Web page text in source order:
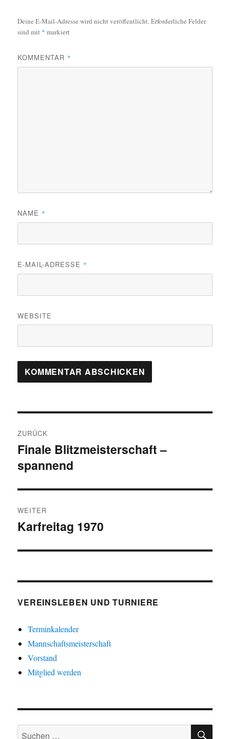
Deine E-Mail-Adresse wird nicht veröffentlicht.Erforderliche Felder
sind mit * markiert
KOMMENTAR *
NAME *
E-MAIL-ADRESSE *
WEBSITE
ZURÜCK
Vorheriger
Beitrag:
Finale Blitzmeisterschaft –
spannend
WEITER
Nächster
Karfreitag 1970
VEREINSLEBEN UND TURNIERE
Terminkalender
Mannschaftsmeisterschaft
Vorstand
Mitglied werden
Suche